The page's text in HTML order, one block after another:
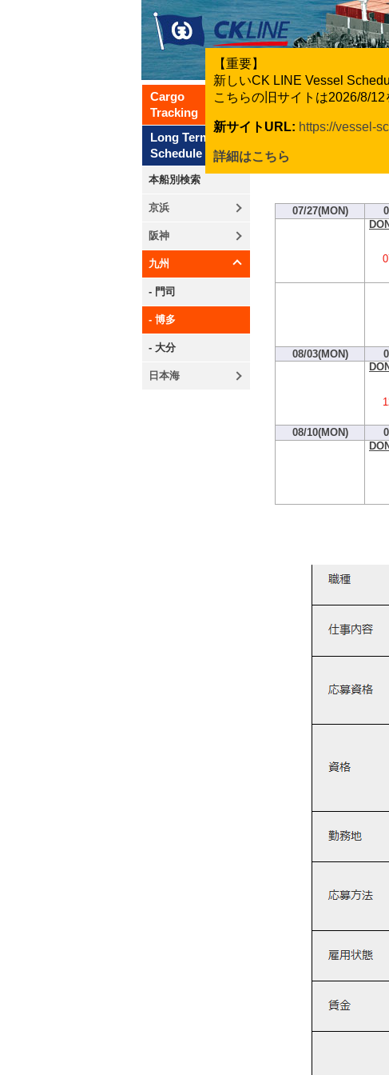
【重要】
新しいCK LINE Vessel
こちらの旧サイトは2026/8/
新サイトURL: https://vessel-
詳細はこちら
Cargo
Tracking
Long Term
Schedule
本船別検索
京浜
阪神
九州
- 門司
- 博多
- 大分
日本海
07/27(MON)
08/03(MON)
08/10(MON)